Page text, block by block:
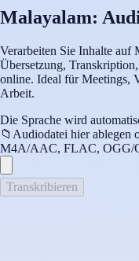
Malayalam:
Verarbeiten Sie Inhalte auf
Übersetzung,
online. Ideal für Meetings,
Arbeit.
Die Sprache wird
📁 Audiodatei hier ablegen
M4A/AAC, FLAC, OGG/
Transkribieren